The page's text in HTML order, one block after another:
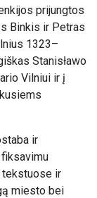
prijungtos
Binkis ir Petras
1323–
Stanisławo
Vilniui ir į
ir
tekstuose ir
miesto bei